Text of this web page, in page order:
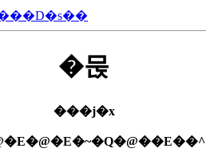
�묹
���j�x